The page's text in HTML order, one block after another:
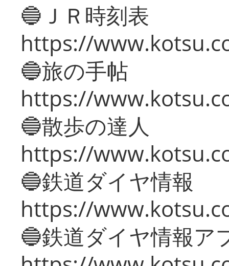
🔵ＪＲ時刻表
https://
🔵旅の手帖
https://
🔵散歩の達人
https://
🔵鉄道ダイヤ情報
https://
🔵鉄道ダイヤ情報ア